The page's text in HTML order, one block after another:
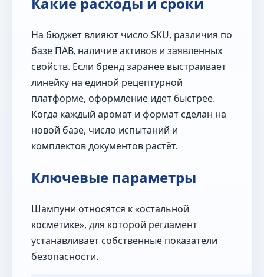
На бюджет влияют число SKU, различия по
базе ПАВ, наличие активов и заявленных
свойств. Если бренд заранее выстраивает
линейку на единой рецептурной
платформе, оформление идет быстрее.
Когда каждый аромат и формат сделан на
новой базе, число испытаний и
комплектов документов растёт.
Ключевые параметры
Шампуни относятся к «остальной
косметике», для которой регламент
устанавливает собственные показатели
безопасности.